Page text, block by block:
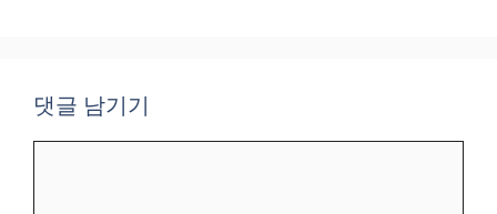
댓글 남기기